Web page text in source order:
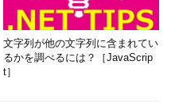
文字列が他の文字列に含まれてい
るかを調べるには？［JavaScrip
t］